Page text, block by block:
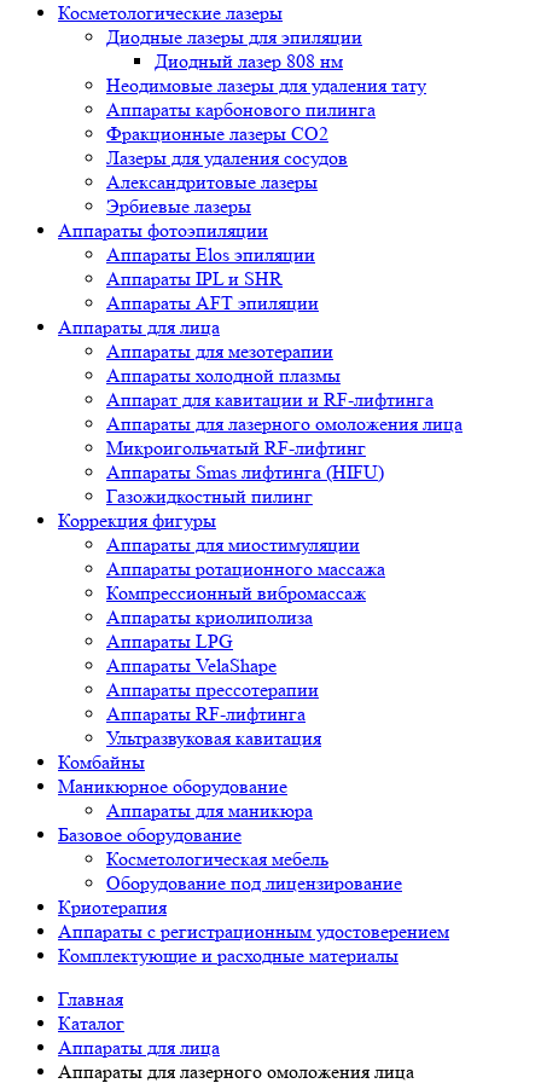
Косметологические лазеры
Диодные лазеры для эпиляции
Диодный лазер 808 нм
Неодимовые лазеры для удаления тату
Аппараты карбонового пилинга
Фракционные лазеры CO2
Лазеры для удаления сосудов
Александритовые лазеры
Эрбиевые лазеры
Аппараты фотоэпиляции
Аппараты Elos эпиляции
Аппараты IPL и SHR
Аппараты AFT эпиляции
Аппараты для лица
Аппараты для мезотерапии
Аппараты холодной плазмы
Аппарат для кавитации и RF-лифтинга
Аппараты для лазерного омоложения лица
Микроигольчатый RF-лифтинг
Аппараты Smas лифтинга (HIFU)
Газожидкостный пилинг
Коррекция фигуры
Аппараты для миостимуляции
Аппараты ротационного массажа
Компрессионный вибромассаж
Аппараты криолиполиза
Аппараты LPG
Аппараты VelaShape
Аппараты прессотерапии
Аппараты RF-лифтинга
Ультразвуковая кавитация
Комбайны
Маникюрное оборудование
Аппараты для маникюра
Базовое оборудование
Косметологическая мебель
Оборудование под лицензирование
Криотерапия
Аппараты c регистрационным удостоверением
Комплектующие и расходные материалы
Главная
Каталог
Аппараты для лица
Аппараты для лазерного омоложения лица